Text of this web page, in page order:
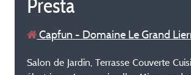
Presta
Capfun - Domaine Le Grand
Salon de Jardin, Terrasse Couverte